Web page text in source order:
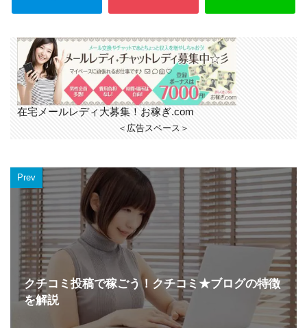
在宅メールレディ大募集！お稼ぎ.com
＜広告スペース＞
Prev
クチコミ投稿で稼ごう！クチコミ★ブログの特徴
を解説